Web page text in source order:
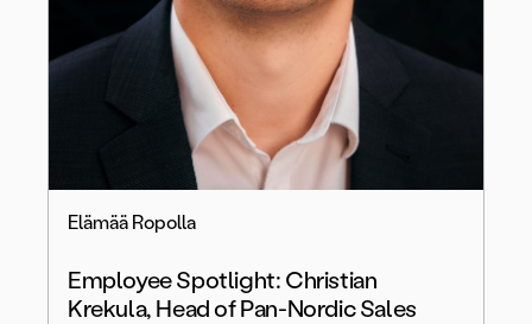
Elämää Ropolla
Employee Spotlight: Christian
Krekula, Head of Pan-Nordic Sales